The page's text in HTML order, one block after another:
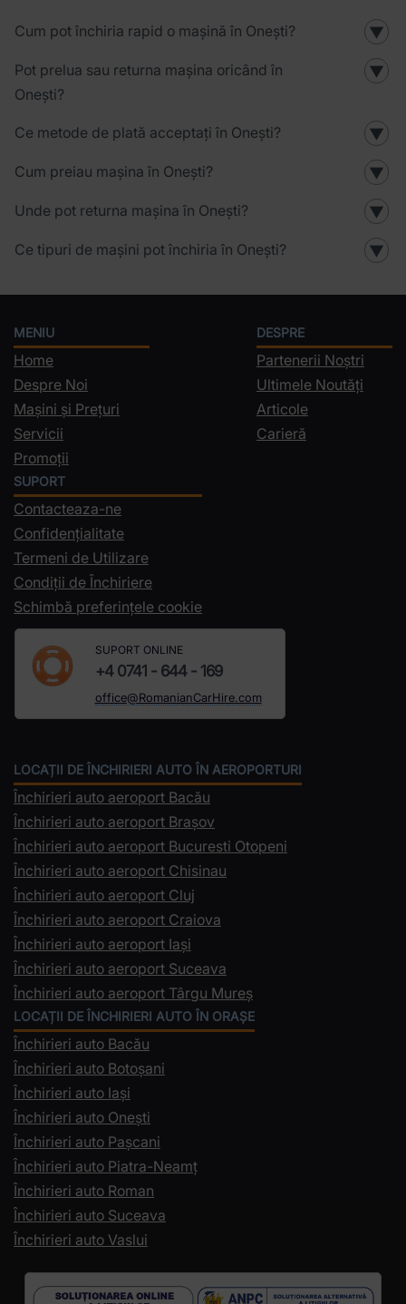
Cum pot închiria rapid o mașină în Onești? ▼
Pot prelua sau returna mașina oricând în
Onești?
▼
Ce metode de plată acceptați în Onești? ▼
Cum preiau mașina în Onești? ▼
Unde pot returna mașina în Onești? ▼
Ce tipuri de mașini pot închiria în Onești? ▼
MENIU
Home
Despre Noi
Mașini și Prețuri
Servicii
Promoții
DESPRE
Partenerii Noștri
Ultimele Noutăți
Articole
Carieră
SUPORT
Contacteaza-ne
Confidențialitate
Termeni de Utilizare
Condiții de Închiriere
Schimbă preferințele cookie
SUPORT ONLINE
+4 0741 - 644 - 169
office@RomanianCarHire.com
LOCAȚII DE ÎNCHIRIERI AUTO ÎN AEROPORTURI
Închirieri auto aeroport Bacău
Închirieri auto aeroport Brașov
Închirieri auto aeroport Bucuresti Otopeni
Închirieri auto aeroport Chisinau
Închirieri auto aeroport Cluj
Închirieri auto aeroport Craiova
Închirieri auto aeroport Iași
Închirieri auto aeroport Suceava
Închirieri auto aeroport Târgu Mureș
LOCAȚII DE ÎNCHIRIERI AUTO ÎN ORAȘE
Închirieri auto Bacău
Închirieri auto Botoșani
Închirieri auto Iași
Închirieri auto Onești
Închirieri auto Pașcani
Închirieri auto Piatra-Neamț
Închirieri auto Roman
Închirieri auto Suceava
Închirieri auto Vaslui